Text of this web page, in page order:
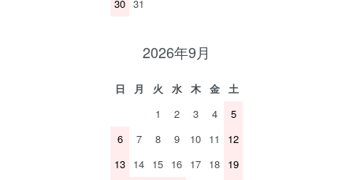
30 31
2026年9月
日 月 火 水 木 金
土
1
2 3 4
5
6
7 8 9 10 11
12
13 14 15 16 17 18 19